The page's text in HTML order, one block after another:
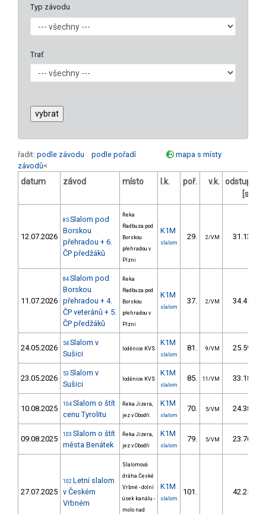
Typ závodu
Trať
řadit: podle závodu podle pořadí
mapa s místy
závodů<
datum závod místo l.k. poř. v.k. odstup
[s]
12.07.2026
85 Slalom pod
Borskou
přehradou + 6.
ČP předžáků
Řeka
Radbuza pod
Borskou
přehradou v
Plzni
K1M
slalom
29. 2/VM 31.13
11.07.2026
84 Slalom pod
Borskou
přehradou + 4.
ČP veteránů + 5.
ČP předžáků
Řeka
Radbuza pod
Borskou
přehradou v
Plzni
K1M
slalom
37. 2/VM 34.41
24.05.2026 54 Slalom v
Sušici
loděnice KVS
K1M
slalom
81. 9/VM 25.59
23.05.2026 53 Slalom v
Sušici
loděnice KVS
K1M
slalom
85. 11/VM 33.18
10.08.2025 104 Slalom o štít
cenu Tyrolitu
Řeka Jizera,
jez v Obodři.
K1M
slalom
70. 5/VM 24.38
09.08.2025 103 Slalom o štít
města Benátek
Řeka Jizera,
jez v Obodři
K1M
slalom
79. 5/VM 23.76
27.07.2025
102 Letní slalom
v Českém
Vrbném
Slalomová
dráha České
Vrbné - dolní
úsek kanálu -
molo nad
K1M
slalom
101. 42.25